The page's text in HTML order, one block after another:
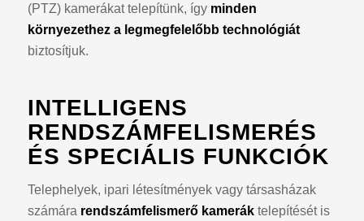
(PTZ) kamerákat telepítünk, így minden
környezethez a legmegfelelőbb technológiát
biztosítjuk.
INTELLIGENS
RENDSZÁMFELISMERÉS
ÉS SPECIÁLIS FUNKCIÓK
Telephelyek, ipari létesítmények vagy társasházak
számára rendszámfelismerő kameráktelepítését is